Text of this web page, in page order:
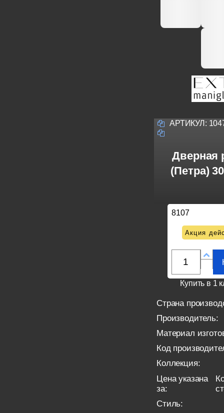
АРТИКУЛ:
Дверная
(Петра)
8107
Акция
Купить в 1
Страна
Производитель:
Материал
Код
Коллекция:
Цена указана
за:
Стиль: